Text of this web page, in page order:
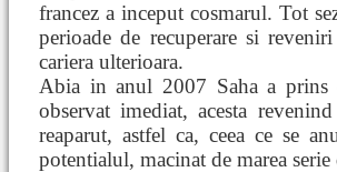
francez a inceput cosmarul. Tot
perioade de recuperare si
cariera ulterioara.
Abia in anul 2007 Saha a prins
observat imediat, acesta
reaparut, astfel ca, ceea ce se
potentialul, macinat de marea